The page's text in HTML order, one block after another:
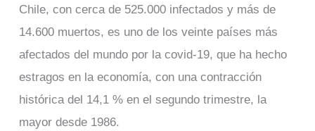
Chile, con cerca de 525.000 infectados y más de
14.600 muertos, es uno de los veinte países más
afectados del mundo por la covid-19, que ha hecho
estragos en la economía, con una contracción
histórica del 14,1 % en el segundo trimestre, la
mayor desde 1986.